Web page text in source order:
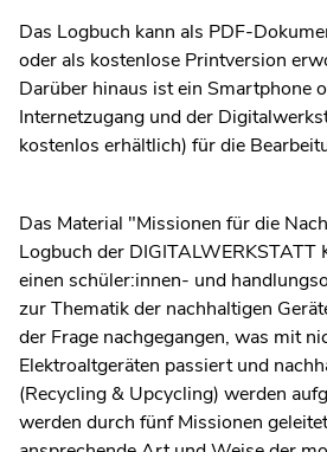
Das Logbuch kann als PDF-
oder als kostenlose Printversion
Darüber hinaus ist ein Smartphone
Internetzugang und der
kostenlos erhältlich) für die
Das Material "Missionen für die
Logbuch der
einen schüler:innen- und
zur Thematik der nachhaltigen
der Frage nachgegangen, was mit
Elektroaltgeräten passiert und
(Recycling & Upcycling) werden
werden durch fünf Missionen